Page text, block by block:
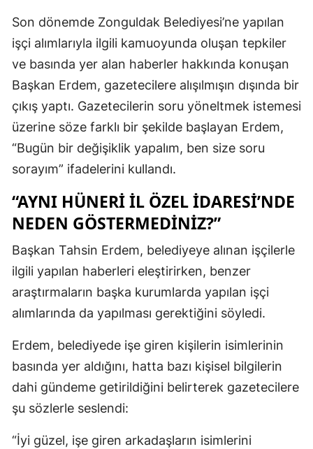
Son dönemde Zonguldak Belediyesi’ne yapılan
işçi alımlarıyla ilgili kamuoyunda oluşan tepkiler
ve basında yer alan haberler hakkında konuşan
Başkan Erdem, gazetecilere alışılmışın dışında bir
çıkış yaptı. Gazetecilerin soru yöneltmek istemesi
üzerine söze farklı bir şekilde başlayan Erdem,
“Bugün bir değişiklik yapalım, ben size soru
sorayım” ifadelerini kullandı.
“AYNI HÜNERİ İL ÖZEL İDARESİ’NDE
NEDEN GÖSTERMEDİNİZ?”
Başkan Tahsin Erdem, belediyeye alınan işçilerle
ilgili yapılan haberleri eleştirirken, benzer
araştırmaların başka kurumlarda yapılan işçi
alımlarında da yapılması gerektiğini söyledi.
Erdem, belediyede işe giren kişilerin isimlerinin
basında yer aldığını, hatta bazı kişisel bilgilerin
dahi gündeme getirildiğini belirterek gazetecilere
şu sözlerle seslendi:
“İyi güzel, işe giren arkadaşların isimlerini